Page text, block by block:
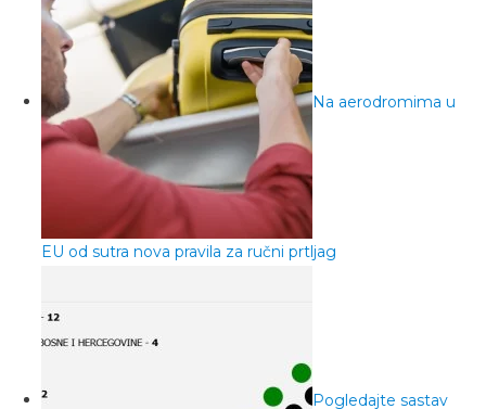
Na aerodromima u
EU od sutra nova pravila za ručni prtljag
Pogledajte sastav